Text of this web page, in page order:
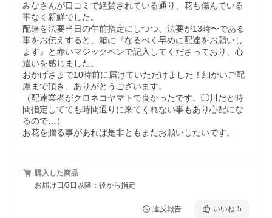
みなさんが口コミで絶賛されている通り、花も傷んでいる
事なく新鮮でした。
配達を法要当日の午前指定にしつつ、法要が13時〜である
事をお伝えすると、箱に『なるべく早めに配達をお願いし
ます』と赤いマジックペンで記入してくださっており、心
遣いを感じました。
おかげさまで10時前に届けていただけました！細かいご配
慮まで頂き、ありがとうございます。
（配達業者がクロネコヤマトで良かったです。◯川だと時
間指定してても時間通りに来てくれない事もあり心配にな
るので…）
お花を贈る事があれば是非ともまたお願いしたいです。
購入した商品
お届け日/3日以降：後から指定
違反報告 いいね 5